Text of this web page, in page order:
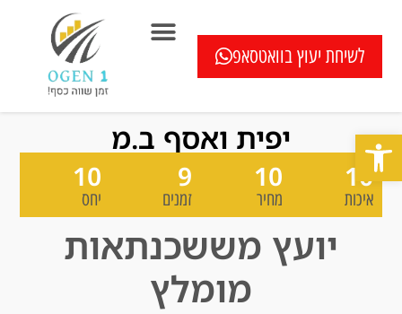
לשיחת יעוץ בוואטסאפ
יפית ואסף ב.מ
10
איכות
10
מחיר
9
זמנים
10
יחס
יועץ מששכנתאות
מומלץ
פתח סרגל נגישות